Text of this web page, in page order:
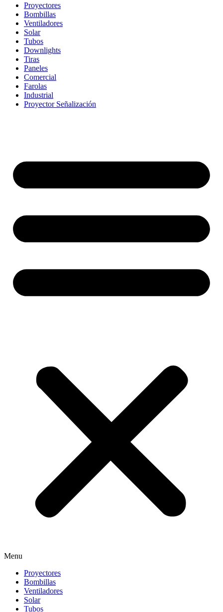
Proyectores
Bombillas
Ventiladores
Solar
Tubos
Downlights
Tiras
Paneles
Comercial
Farolas
Industrial
Proyector Señalización
Menu
Proyectores
Bombillas
Ventiladores
Solar
Tubos